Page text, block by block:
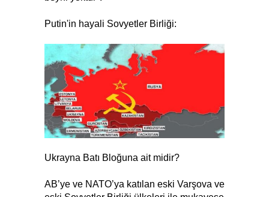
Putin'in hayali Sovyetler Birliği:
Ukrayna Batı Bloğuna ait midir?
AB’ye ve NATO’ya katılan eski Varşova ve